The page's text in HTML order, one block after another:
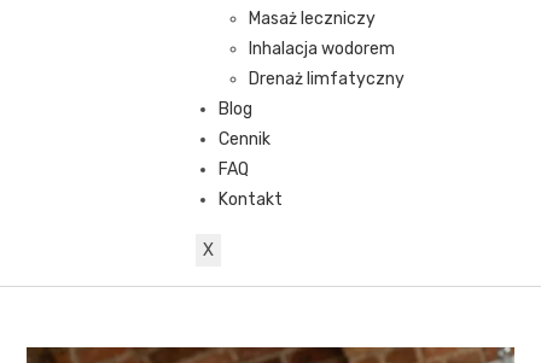
Masaż leczniczy
Inhalacja wodorem
Drenaż limfatyczny
Blog
Cennik
FAQ
Kontakt
X